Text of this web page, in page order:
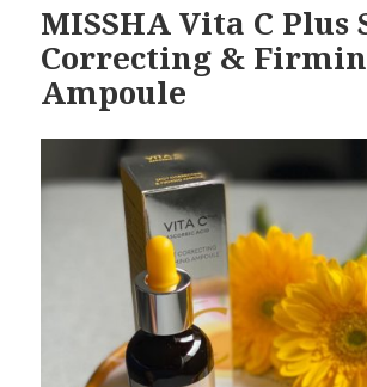
MISSHA Vita C Plus
Correcting &
Ampoule